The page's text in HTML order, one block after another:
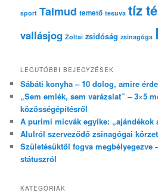
sport Talmud temető tesuva tíz
vallásjog Zoltai zsidóság zsinagóga
LEGUTÓBBI BEJEGYZÉSEK
Sábáti konyha – 10 dolog, amire
„Sem emlék, sem varázslat” – 3×5
közösségépítésről
A purimi micvák egyike: „ajándékok
Alulról szerveződő zsinagógai
Születésüktől fogva megbélyegezve
státuszról
KATEGÓRIÁK